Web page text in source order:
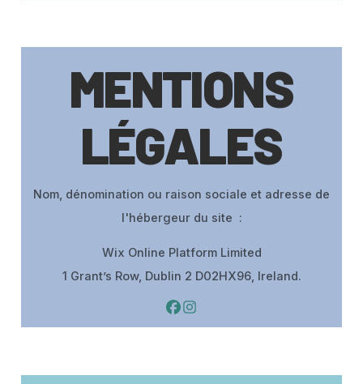
MENTIONS
LÉGALES
Nom, dénomination ou raison sociale et adresse de
l'hébergeur du site :
Wix Online Platform Limited
1 Grant’s Row, Dublin 2 D02HX96, Ireland.